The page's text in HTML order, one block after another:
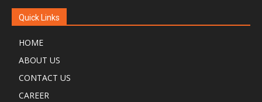
Quick Links
HOME
ABOUT US
CONTACT US
CAREER